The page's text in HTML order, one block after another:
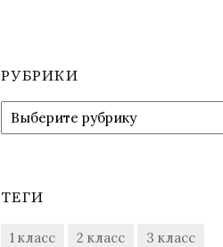
РУБРИКИ
Рубрики
ТЕГИ
1 класс 2 класс
3 класс